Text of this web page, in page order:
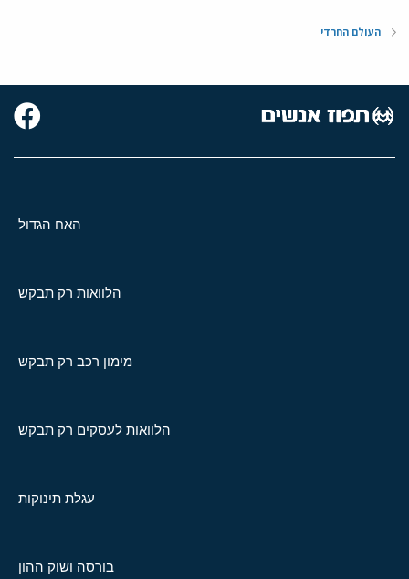
העולם החרדי
האח הגדול
הלוואות רק תבקש
מימון רכב רק תבקש
הלוואות לעסקים רק תבקש
עגלת תינוקות
בורסה ושוק ההון